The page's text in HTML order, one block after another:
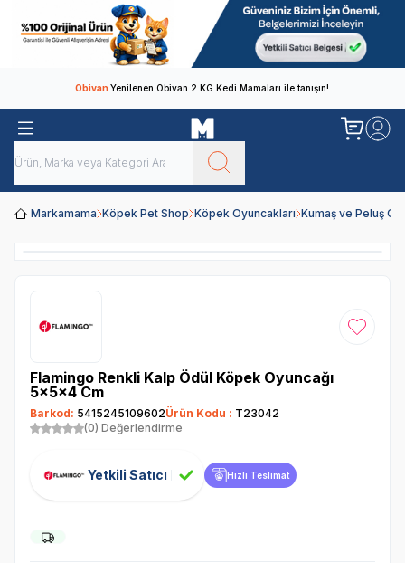
ObivanYenilenen Obivan 2 KG Kedi Mamaları ile tanışın!
Markamama Köpek Pet Shop Köpek Oyuncakları Kumaş ve Peluş
Favoriye
Flamingo Renkli Kalp Ödül Köpek Oyuncağı
5x5x4 Cm
Barkod: 5415245109602Ürün Kodu : T23042
(0) Değerlendirme
Yetkili Satıcı Hızlı Teslimat